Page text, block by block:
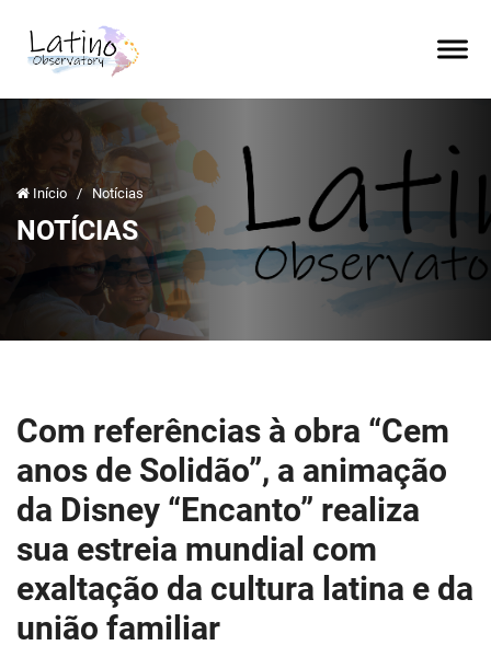
Início / Notícias
NOTÍCIAS
Com referências à obra “Cem
anos de Solidão”, a animação
da Disney “Encanto” realiza
sua estreia mundial com
exaltação da cultura latina e da
união familiar